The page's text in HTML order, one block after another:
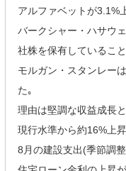
アルファベットが3.1%
バークシャー・ハサウ
社株を保有しているこ
モルガン・スタンレー
た｡
理由は堅調な収益成長
現行水準から約16%上
8月の建設支出(季節調